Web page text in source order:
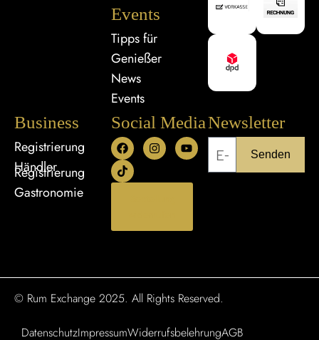
Events
Tipps für
Genießer
News
Events
Business
Registrierung
Händler
Registrierung
Gastronomie
Social MediaNewsletter
Senden
© Rum Exchange 2025. All Rights Reserved.
DatenschutzImpressumWiderrufsbelehrungAGB